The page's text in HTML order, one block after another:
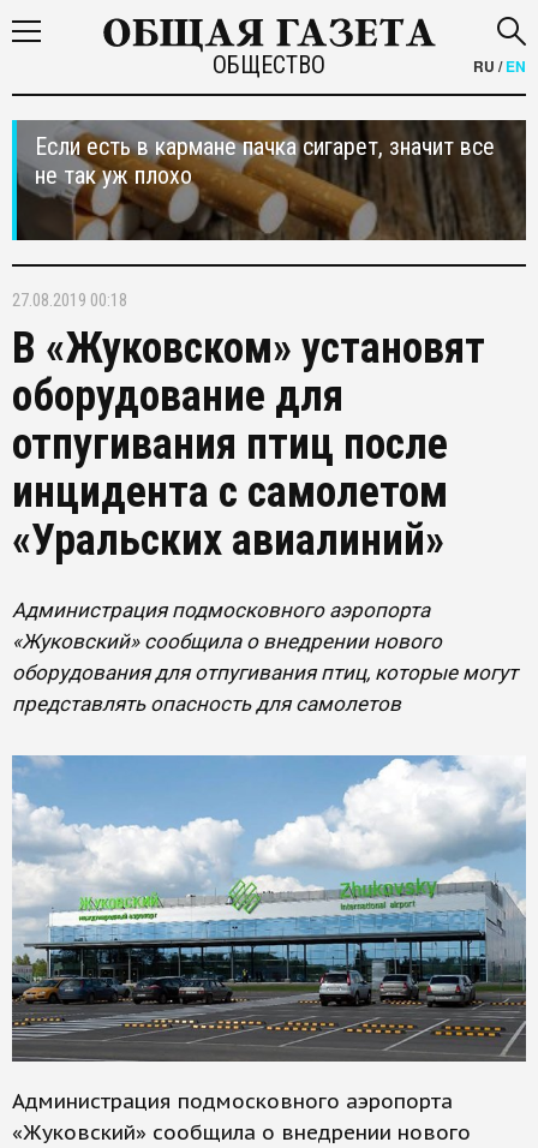
ОБЩЕСТВО RU /EN
Если есть в кармане пачка сигарет, значит все
не так уж плохо
27.08.2019 00:18
В «Жуковском» установят
оборудование для
отпугивания птиц после
инцидента с самолетом
«Уральских авиалиний»
Администрация подмосковного аэропорта
«Жуковский» сообщила о внедрении нового
оборудования для отпугивания птиц, которые могут
представлять опасность для самолетов
Администрация подмосковного аэропорта
«Жуковский» сообщила о внедрении нового